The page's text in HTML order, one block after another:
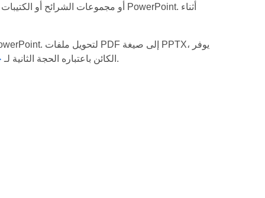
الكائن باعتباره الحجة الثانية لـ طريقة.